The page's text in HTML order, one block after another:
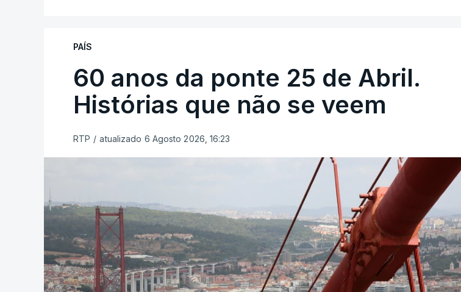
PAÍS
60 anos da ponte 25 de Abril.
Histórias que não se veem
RTP / atualizado 6 Agosto 2026, 16:23